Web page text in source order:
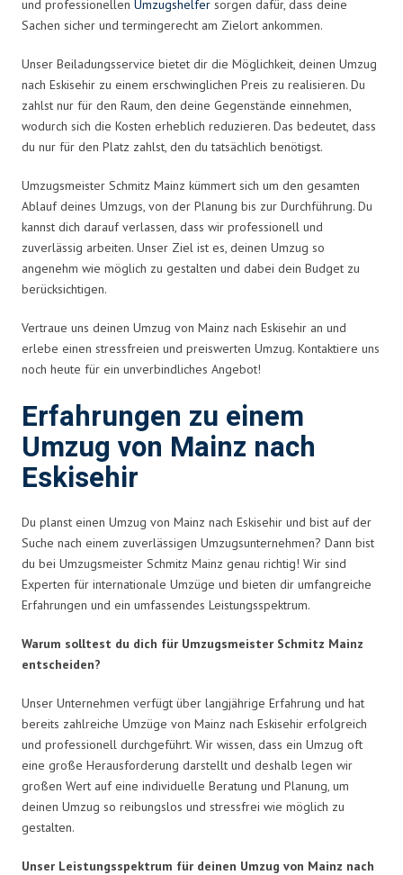
und professionellen Umzugshelfer sorgen dafür, dass deine
Sachen sicher und termingerecht am Zielort ankommen.
Unser Beiladungsservice bietet dir die Möglichkeit, deinen Umzug
nach Eskisehir zu einem erschwinglichen Preis zu realisieren. Du
zahlst nur für den Raum, den deine Gegenstände einnehmen,
wodurch sich die Kosten erheblich reduzieren. Das bedeutet, dass
du nur für den Platz zahlst, den du tatsächlich benötigst.
Umzugsmeister Schmitz Mainz kümmert sich um den gesamten
Ablauf deines Umzugs, von der Planung bis zur Durchführung. Du
kannst dich darauf verlassen, dass wir professionell und
zuverlässig arbeiten. Unser Ziel ist es, deinen Umzug so
angenehm wie möglich zu gestalten und dabei dein Budget zu
berücksichtigen.
Vertraue uns deinen Umzug von Mainz nach Eskisehir an und
erlebe einen stressfreien und preiswerten Umzug. Kontaktiere uns
noch heute für ein unverbindliches Angebot!
Erfahrungen zu einem
Umzug von Mainz nach
Eskisehir
Du planst einen Umzug von Mainz nach Eskisehir und bist auf der
Suche nach einem zuverlässigen Umzugsunternehmen? Dann bist
du bei Umzugsmeister Schmitz Mainz genau richtig! Wir sind
Experten für internationale Umzüge und bieten dir umfangreiche
Erfahrungen und ein umfassendes Leistungsspektrum.
Warum solltest du dich für Umzugsmeister Schmitz Mainz
entscheiden?
Unser Unternehmen verfügt über langjährige Erfahrung und hat
bereits zahlreiche Umzüge von Mainz nach Eskisehir erfolgreich
und professionell durchgeführt. Wir wissen, dass ein Umzug oft
eine große Herausforderung darstellt und deshalb legen wir
großen Wert auf eine individuelle Beratung und Planung, um
deinen Umzug so reibungslos und stressfrei wie möglich zu
gestalten.
Unser Leistungsspektrum für deinen Umzug von Mainz nach